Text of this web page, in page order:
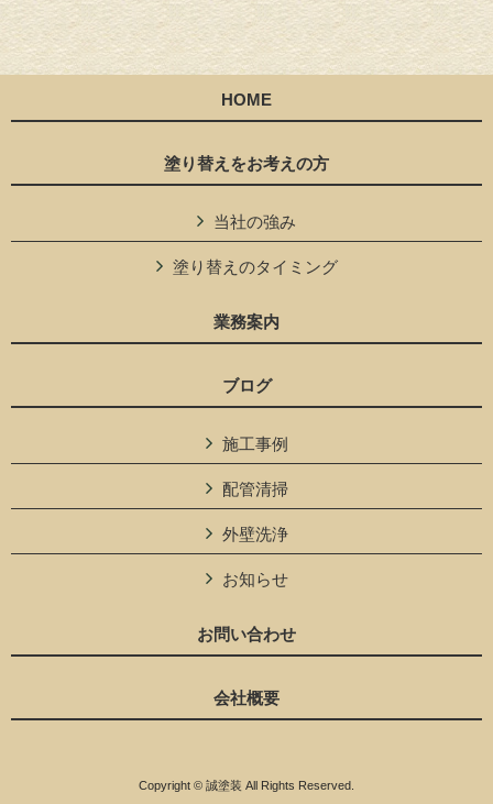
HOME
塗り替えをお考えの方
当社の強み
塗り替えのタイミング
業務案内
ブログ
施工事例
配管清掃
外壁洗浄
お知らせ
お問い合わせ
会社概要
Copyright © 誠塗装 All Rights Reserved.